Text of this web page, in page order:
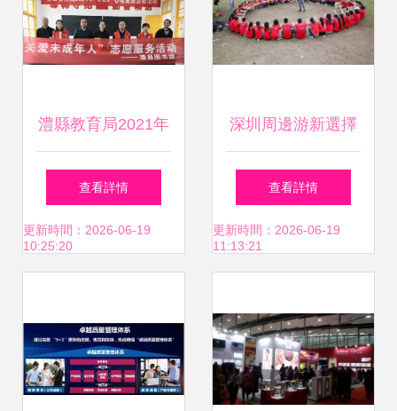
澧縣教育局2021年
度“5.25”心理健康
節大型心理援助活
實
查看詳情
更新時間：2026-06-19
10:25:20
深圳周邊游新選擇
探訪熙盛科技九龍
生態園，盡享一站
務
查看詳情
更新時間：2026-06-19
11:13:21